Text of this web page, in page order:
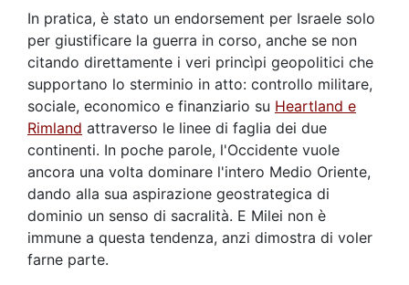
In pratica, è stato un endorsement per Israele solo
per giustificare la guerra in corso, anche se non
citando direttamente i veri princìpi geopolitici che
supportano lo sterminio in atto: controllo militare,
sociale, economico e finanziario su Heartland e
Rimland attraverso le linee di faglia dei due
continenti. In poche parole, l'Occidente vuole
ancora una volta dominare l'intero Medio Oriente,
dando alla sua aspirazione geostrategica di
dominio un senso di sacralità. E Milei non è
immune a questa tendenza, anzi dimostra di voler
farne parte.